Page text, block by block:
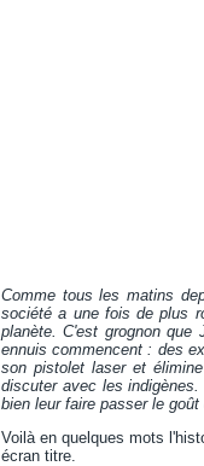
Comme tous les matins
société a une fois de plus
planète. C'est grognon
ennuis commencent : des
son pistolet laser et
discuter avec les
bien leur faire passer le goût
Voilà en quelques mots
écran titre.